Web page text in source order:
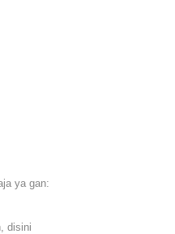
ya gan:
disini